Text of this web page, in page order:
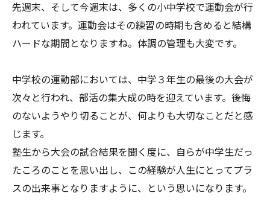
先週末、そして今週末は、多くの小中学校で運動会が行
われています。運動会はその練習の時期も含めると結構
ハードな期間となりますね。体調の管理も大変です。
中学校の運動部においては、中学３年生の最後の大会が
次々と行われ、部活の集大成の時を迎えています。後悔
のないようやり切ることが、何よりも大切なことだと感
じます。
塾生から大会の試合結果を聞く度に、自らが中学生だっ
たころのことを思い出し、この経験が人生にとってプラ
スの出来事となりますように、という思いになります。